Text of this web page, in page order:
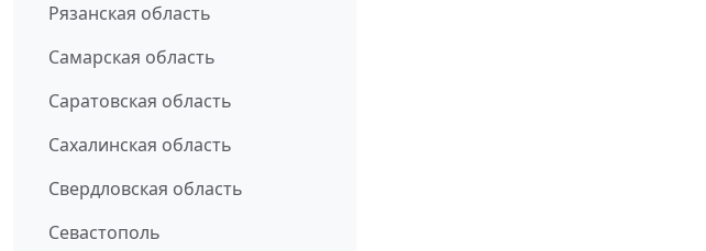
Рязанская область
Самарская область
Саратовская область
Сахалинская область
Свердловская область
Севастополь